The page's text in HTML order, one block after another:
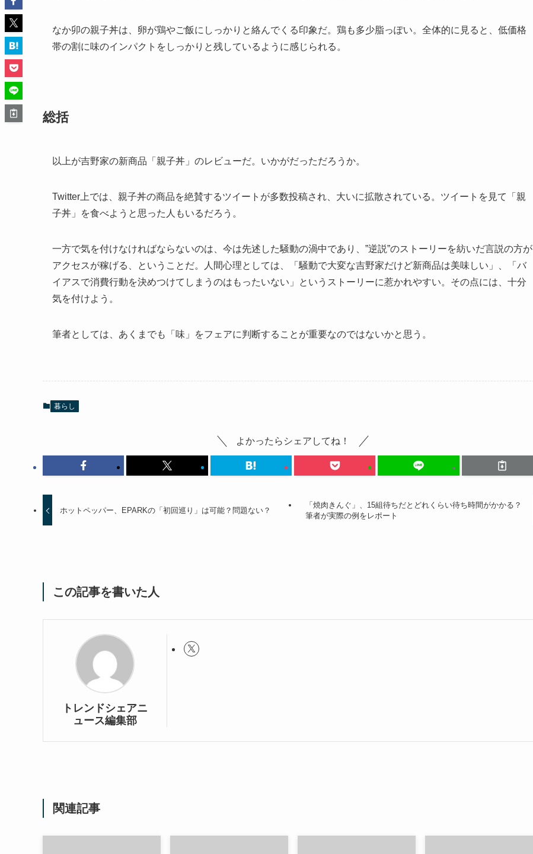
なか卯の親子丼は、卵が鶏やご飯にしっかりと絡んでくる印象だ。鶏も多少脂っぽい。全体的に見ると、低価格
帯の割に味のインパクトをしっかりと残しているように感じられる。
総括
以上が吉野家の新商品「親子丼」のレビューだ。いかがだっただろうか。
Twitter上では、親子丼の商品を絶賛するツイートが多数投稿され、大いに拡散されている。ツイートを見て「親
子丼」を食べようと思った人もいるだろう。
一方で気を付けなければならないのは、今は先述した騒動の渦中であり、”逆説”のストーリーを紡いだ言説の方が
アクセスが稼げる、ということだ。人間心理としては、「騒動で大変な吉野家だけど新商品は美味しい」、「バ
イアスで消費行動を決めつけてしまうのはもったいない」というストーリーに惹かれやすい。その点には、十分
気を付けよう。
筆者としては、あくまでも「味」をフェアに判断することが重要なのではないかと思う。
暮らし
よかったらシェアしてね！
ホットペッパー、EPARKの「初回巡り」は可能？問題ない？
「焼肉きんぐ」、15組待ちだとどれくらい待ち時間がかかる？
筆者が実際の例をレポート
この記事を書いた人
トレンドシェアニ
ュース編集部
関連記事